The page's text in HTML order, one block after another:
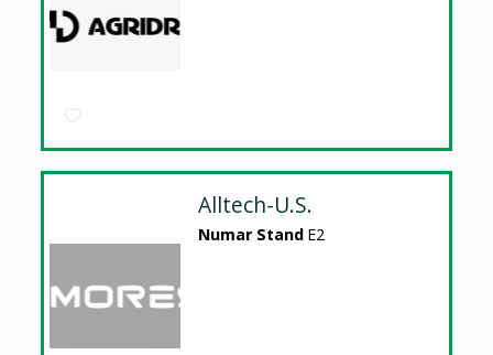
Alltech-U.S.
Numar Stand E2